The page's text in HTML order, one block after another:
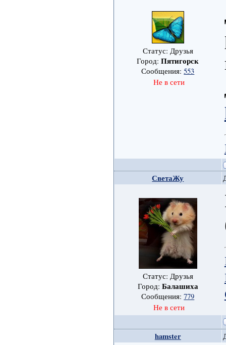
Статус: Друзья
Город:Пятигорск
Сообщения:553
Не в сети
СветаЖу
Статус: Друзья
Город: Балашиха
Сообщения:779
Не в сети
hamster